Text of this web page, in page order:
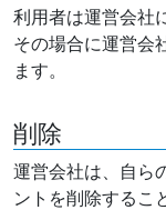
利用者は運営会社
その場合に運営会
ます。
削除
運営会社は、自ら
ントを削除するこ